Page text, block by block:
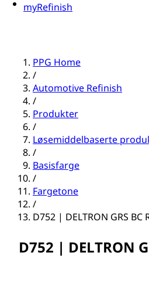
myRefinish
PPG Home
/
Automotive Refinish
/
Produkter
/
Løsemiddelbaserte
/
Basisfarge
/
Fargetone
/
D752 | DELTRON GRS BC
D752 | DELTRON